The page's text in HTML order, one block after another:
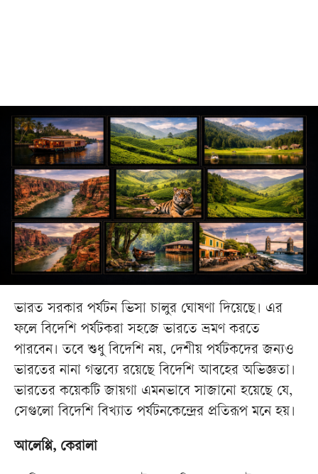
ভারত সরকার পর্যটন ভিসা চালুর ঘোষণা দিয়েছে। এর
ফলে বিদেশি পর্যটকরা সহজে ভারতে ভ্রমণ করতে
পারবেন। তবে শুধু বিদেশি নয়, দেশীয় পর্যটকদের জন্যও
ভারতের নানা গন্তব্যে রয়েছে বিদেশি আবহের অভিজ্ঞতা।
ভারতের কয়েকটি জায়গা এমনভাবে সাজানো হয়েছে যে,
সেগুলো বিদেশি বিখ্যাত পর্যটনকেন্দ্রের প্রতিরূপ মনে হয়।
আলেপ্পি, কেরালা